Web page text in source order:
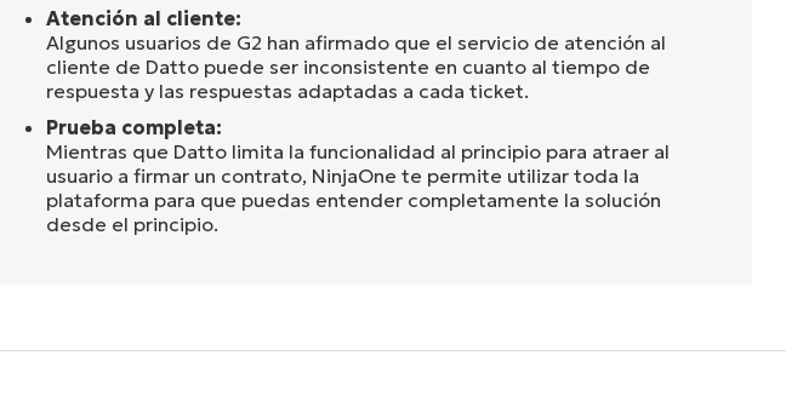
Atención al cliente:
Algunos usuarios de G2 han afirmado que el servicio de atención al
cliente de Datto puede ser inconsistente en cuanto al tiempo de
respuesta y las respuestas adaptadas a cada ticket.
Prueba completa:
Mientras que Datto limita la funcionalidad al principio para atraer al
usuario a firmar un contrato, NinjaOne te permite utilizar toda la
plataforma para que puedas entender completamente la solución
desde el principio.